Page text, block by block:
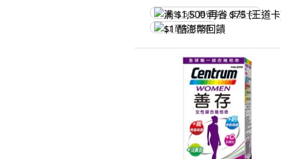
满 $1,500 再省 $75 (王道卡)
$1 酷澎幣回饋